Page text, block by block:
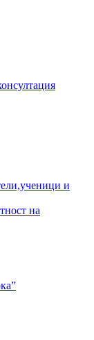
и
на